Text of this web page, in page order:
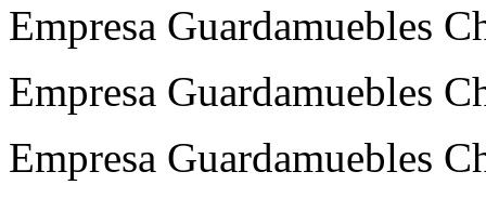
Empresa Guardamuebles
Empresa Guardamuebles
Empresa Guardamuebles